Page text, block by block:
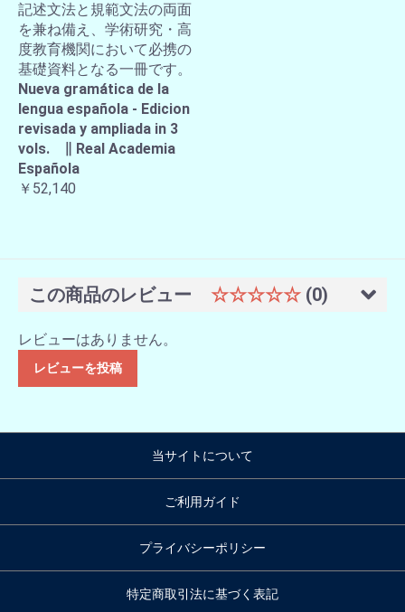
記述文法と規範文法の両面
を兼ね備え、学術研究・高
度教育機関において必携の
基礎資料となる一冊です。
Nueva gramática de la
lengua española - Edicion
revisada y ampliada in 3
vols. ∥ Real Academia
Española
￥52,140
この商品のレビュー ☆☆☆☆☆ (0)
レビューはありません。
レビューを投稿
当サイトについて
ご利用ガイド
プライバシーポリシー
特定商取引法に基づく表記